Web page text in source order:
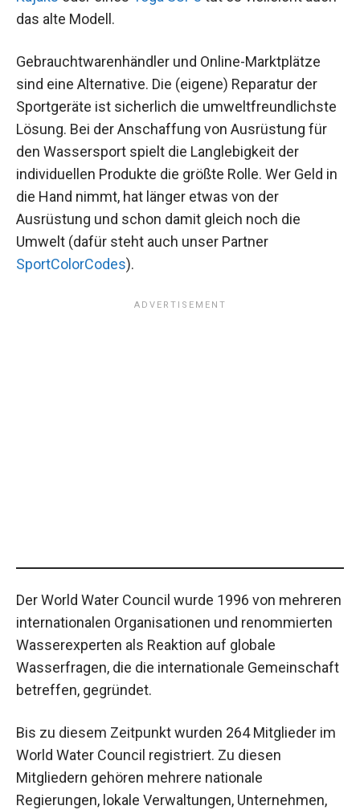
das alte Modell.
Gebrauchtwarenhändler und Online-Marktplätze
sind eine Alternative. Die (eigene) Reparatur der
Sportgeräte ist sicherlich die umweltfreundlichste
Lösung. Bei der Anschaffung von Ausrüstung für
den Wassersport spielt die Langlebigkeit der
individuellen Produkte die größte Rolle. Wer Geld in
die Hand nimmt, hat länger etwas von der
Ausrüstung und schon damit gleich noch die
Umwelt (dafür steht auch unser Partner
SportColorCodes).
Der World Water Council wurde 1996 von mehreren
internationalen Organisationen und renommierten
Wasserexperten als Reaktion auf globale
Wasserfragen, die die internationale Gemeinschaft
betreffen, gegründet.
Bis zu diesem Zeitpunkt wurden 264 Mitglieder im
World Water Council registriert. Zu diesen
Mitgliedern gehören mehrere nationale
Regierungen, lokale Verwaltungen, Unternehmen,